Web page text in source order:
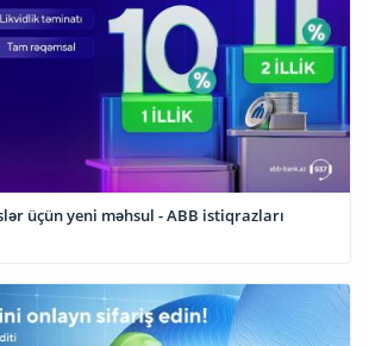
üçün yeni məhsul - ABB istiqrazları